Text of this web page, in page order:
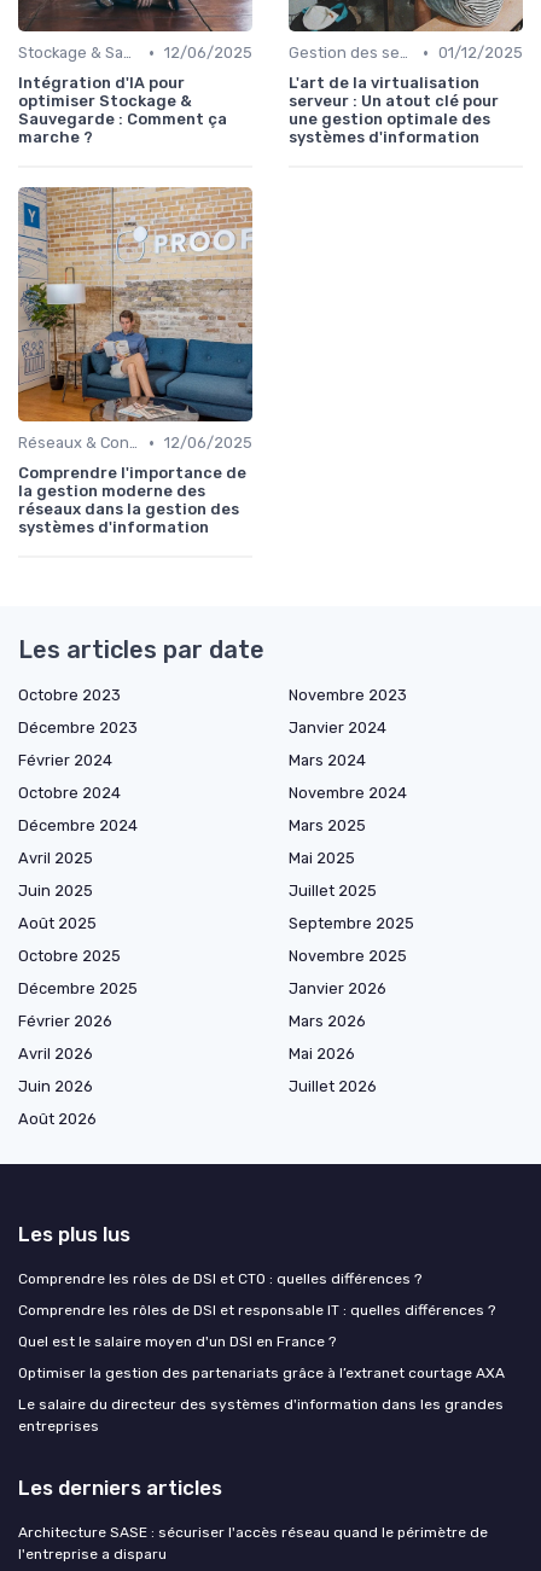
Stockage & Sauvegarde • 12/06/2025
Intégration d'IA pour
optimiser Stockage &
Sauvegarde : Comment ça
marche ?
Gestion des serveurs • 01/12/2025
L'art de la virtualisation
serveur : Un atout clé pour
une gestion optimale des
systèmes d'information
Réseaux & Connectivité • 12/06/2025
Comprendre l'importance de
la gestion moderne des
réseaux dans la gestion des
systèmes d'information
Les articles par date
Octobre 2023
Novembre 2023
Décembre 2023
Janvier 2024
Février 2024
Mars 2024
Octobre 2024
Novembre 2024
Décembre 2024
Mars 2025
Avril 2025
Mai 2025
Juin 2025
Juillet 2025
Août 2025
Septembre 2025
Octobre 2025
Novembre 2025
Décembre 2025
Janvier 2026
Février 2026
Mars 2026
Avril 2026
Mai 2026
Juin 2026
Juillet 2026
Août 2026
Les plus lus
Comprendre les rôles de DSI et CTO : quelles différences ?
Comprendre les rôles de DSI et responsable IT : quelles différences ?
Quel est le salaire moyen d'un DSI en France ?
Optimiser la gestion des partenariats grâce à l’extranet courtage AXA
Le salaire du directeur des systèmes d'information dans les grandes
entreprises
Les derniers articles
Architecture SASE : sécuriser l'accès réseau quand le périmètre de
l'entreprise a disparu